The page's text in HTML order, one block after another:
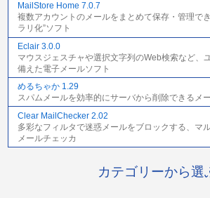
MailStore Home 7.0.7
複数アカウントのメールをまとめて保存・管理で
ラリ化”ソフト
Eclair 3.0.0
マウスジェスチャや選択文字列のWeb検索など、
備えた電子メールソフト
めるちゃか 1.29
スパムメールを効率的にサーバから削除できるメ
Clear MailChecker 2.02
多彩なフィルタで迷惑メールをブロックする、マ
メールチェッカ
カテゴリーから選